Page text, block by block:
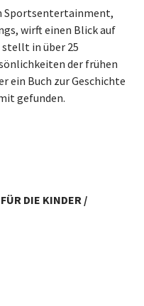
Sportsentertainment,
wirft einen Blick auf
stellt in über 25
der frühen
ein Buch zur Geschichte
gefunden.
DIE KINDER /